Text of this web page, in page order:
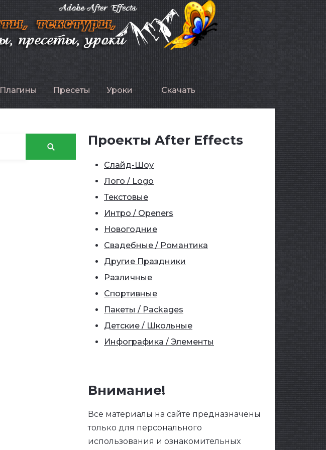
Плагины Пресеты Уроки Скачать
Проекты After Effects
Слайд-Шоу
Лого / Logo
Текстовые
Интро / Openers
Новогодние
Свадебные / Романтика
Другие Праздники
Различные
Спортивные
Пакеты / Packages
Детские / Школьные
Инфографика / Элементы
Внимание!
Все материалы на сайте предназначены
только для персонального
использования и ознакомительных